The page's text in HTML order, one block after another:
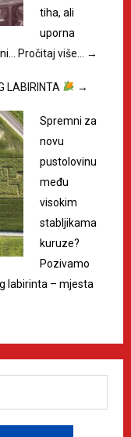
tiha, ali
uporna
Pročitaj više… →
LABIRINTA →
Spremni za
novu
pustolovinu
među
visokim
stabljikama
kuruze?
Pozivamo
labirinta – mjesta